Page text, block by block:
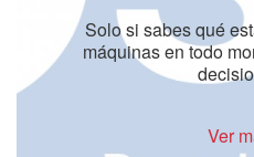
Solo si sabes qué
máquinas en todo
Ver